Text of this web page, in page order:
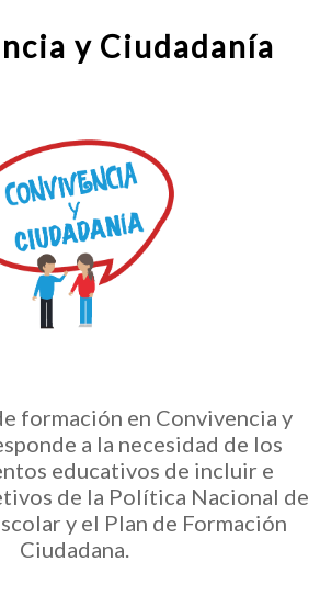
y Ciudadanía
formación en Convivencia y
a la necesidad de los
educativos de incluir e
de la Política Nacional de
y el Plan de Formación
Ciudadana.